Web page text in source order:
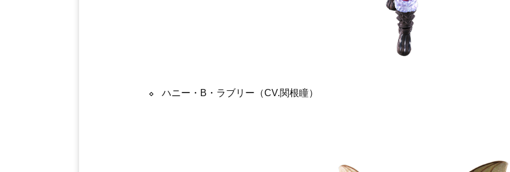
ハニー・B・ラブリー（CV.関根瞳）